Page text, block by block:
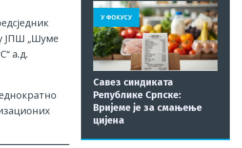
ЈПШ „Шуме
а.д.
У ФОКУСУ
Савез синдиката
Републике Српске:
Вријеме је за смањење
цијена